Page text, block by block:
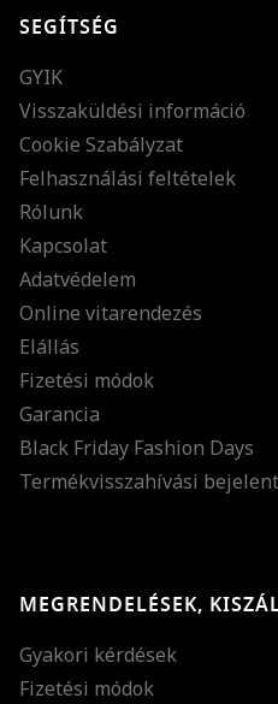
SEGÍTSÉG
GYIK
Visszaküldési információ
Cookie Szabályzat
Felhasználási feltételek
Rólunk
Kapcsolat
Adatvédelem
Online vitarendezés
Elállás
Fizetési módok
Garancia
Black Friday Fashion Days
Termékvisszahívási
MEGRENDELÉSEK,
Gyakori kérdések
Fizetési módok